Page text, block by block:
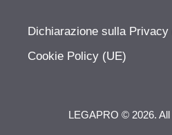
Dichiarazione sulla Privacy
Cookie Policy (UE)
LEGAPRO © 2026.